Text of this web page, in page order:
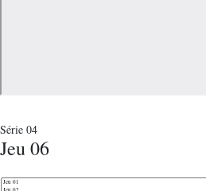
Série 04
Jeu 06